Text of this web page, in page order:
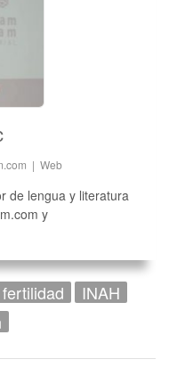
| Web
de lengua y literatura
y
fertilidad
INAH